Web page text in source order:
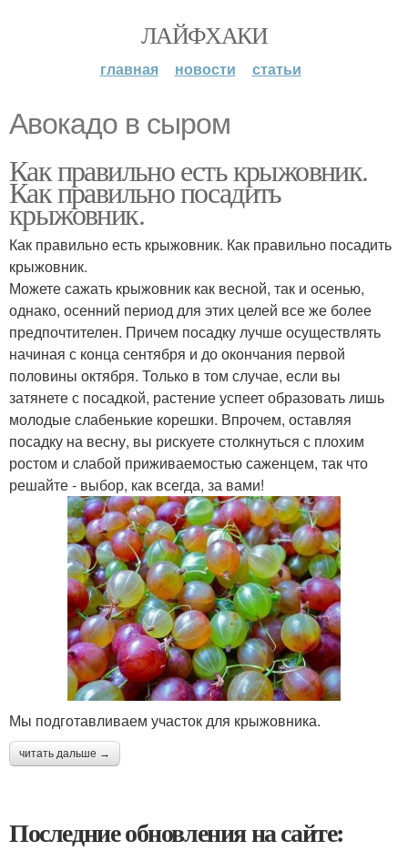
ЛАЙФХАКИ
главная новости статьи
Авокадо в сыром
Как правильно есть крыжовник.
Как правильно посадить
крыжовник.
Как правильно есть крыжовник. Как правильно посадить
крыжовник.
Можете сажать крыжовник как весной, так и осенью,
однако, осенний период для этих целей все же более
предпочтителен. Причем посадку лучше осуществлять
начиная с конца сентября и до окончания первой
половины октября. Только в том случае, если вы
затянете с посадкой, растение успеет образовать лишь
молодые слабенькие корешки. Впрочем, оставляя
посадку на весну, вы рискуете столкнуться с плохим
ростом и слабой приживаемостью саженцем, так что
решайте - выбор, как всегда, за вами!
Мы подготавливаем участок для крыжовника.
читать дальше →
Последние обновления на сайте: